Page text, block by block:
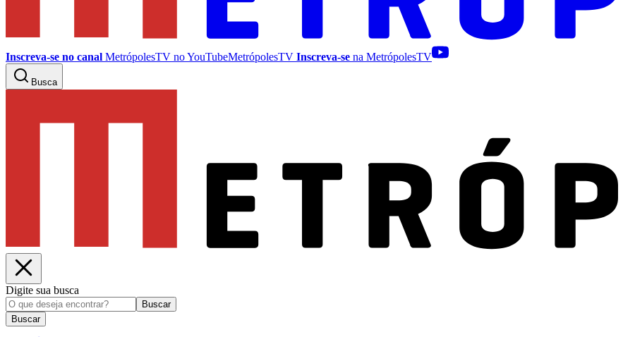
Inscreva-se no canal MetrópolesTV noYouTubeMetrópolesTV Inscreva-se na MetrópolesTV
Busca
Digite sua busca
Buscar
Buscar